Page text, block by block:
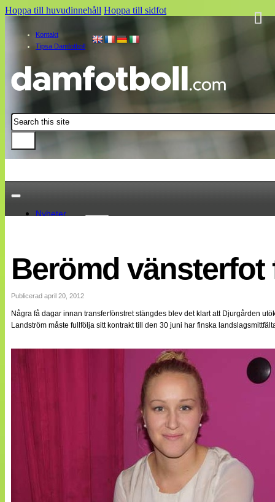
Hoppa till huvudinnehåll Hoppa till sidfot
Kontakt
Tipsa Damfotboll
Sök
Nyheter
Landslaget
EM 2013
Internationellt
Bildreportage
Bloggar
Lagen
Cuper
Berömd
Publicerad april 20, 2012
Några få dagar innan transferfönstret stängdes blev det klart att Djurgården
Landström måste fullfölja sitt kontrakt till den 30 juni har finska